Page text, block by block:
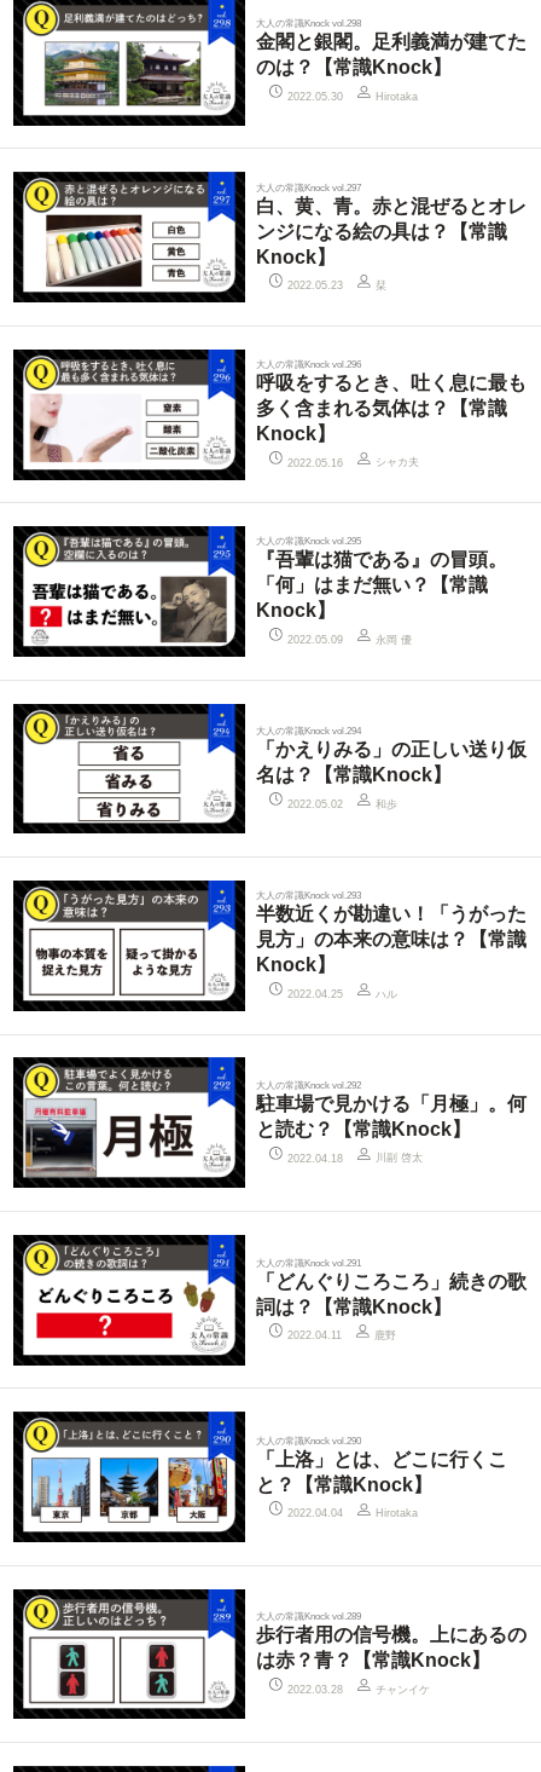
大人の常識Knock vol.298
金閣と銀閣。足利義満が建てた
のは？【常識Knock】
2022.05.30 Hirotaka
大人の常識Knock vol.297
白、黄、青。赤と混ぜるとオレ
ンジになる絵の具は？【常識
Knock】
2022.05.23 栞
大人の常識Knock vol.296
呼吸をするとき、吐く息に最も
多く含まれる気体は？【常識
Knock】
2022.05.16 シャカ夫
大人の常識Knock vol.295
『吾輩は猫である』の冒頭。
「何」はまだ無い？【常識
Knock】
2022.05.09 永岡 優
大人の常識Knock vol.294
「かえりみる」の正しい送り仮
名は？【常識Knock】
2022.05.02 和歩
大人の常識Knock vol.293
半数近くが勘違い！「うがった
見方」の本来の意味は？【常識
Knock】
2022.04.25 ハル
大人の常識Knock vol.292
駐車場で見かける「月極」。何
と読む？【常識Knock】
2022.04.18 川副 啓太
大人の常識Knock vol.291
「どんぐりころころ」続きの歌
詞は？【常識Knock】
2022.04.11 鹿野
大人の常識Knock vol.290
「上洛」とは、どこに行くこ
と？【常識Knock】
2022.04.04 Hirotaka
大人の常識Knock vol.289
歩行者用の信号機。上にあるの
は赤？青？【常識Knock】
2022.03.28 チャンイケ